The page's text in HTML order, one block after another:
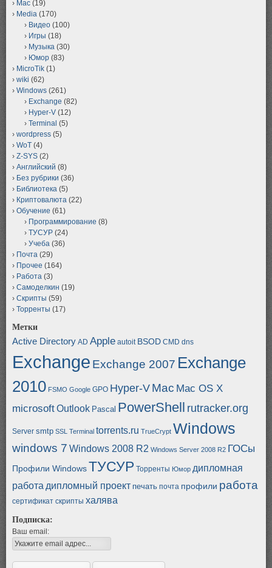
Mac (19)
Media (170)
Видео (100)
Игры (18)
Музыка (30)
Юмор (83)
MicroTik (1)
wiki (62)
Windows (261)
Exchange (82)
Hyper-V (12)
Terminal (5)
wordpress (5)
WoT (4)
Z-SYS (2)
Английский (8)
Без рубрики (36)
Библиотека (5)
Криптовалюта (22)
Обучение (61)
Программирование (8)
ТУСУР (24)
Учеба (36)
Почта (29)
Прочее (164)
Работа (3)
Самоделкин (19)
Скрипты (59)
Торренты (17)
Метки
Active Directory AD Apple autoit BSOD CMD dns
Exchange Exchange 2007 Exchange
2010 FSMO Google GPO Hyper-V Mac Mac OS X
microsoftOutlook Pascal PowerShell rutracker.org
Server smtp SSL Terminal torrents.ru TrueCrypt Windows
windows 7 Windows 2008 R2 Windows Server 2008 R2 ГОСы
Профили WindowsТУСУР Торренты Юмор дипломная
работа дипломный проект печать почта профили работа
сертификат скрипты халява
Подписка:
Ваш email: